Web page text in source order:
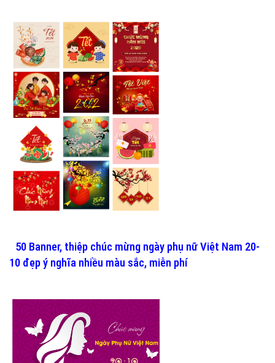
50 Banner, thiệp chúc mừng ngày phụ nữ Việt Nam 20-
10 đẹp ý nghĩa nhiều màu sắc, miễn phí